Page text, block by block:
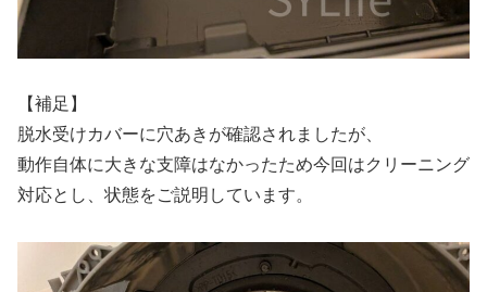
【補足】
脱水受けカバーに穴あきが確認されましたが、
動作自体に大きな支障はなかったため今回はクリーニング
対応とし、状態をご説明しています。